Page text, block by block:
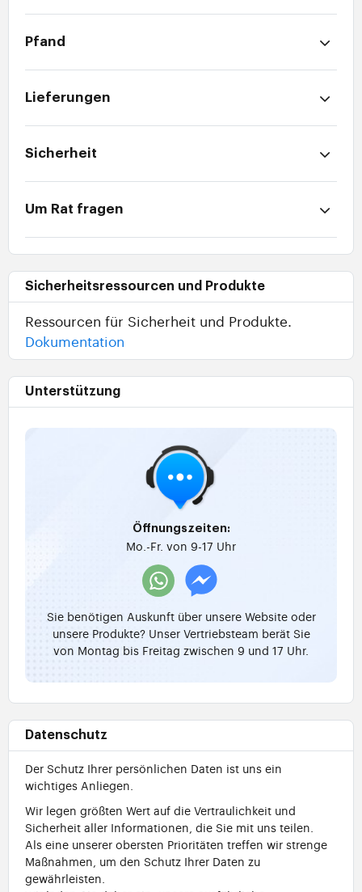
Pfand
Lieferungen
Sicherheit
Um Rat fragen
Sicherheitsressourcen und Produkte
Ressourcen für Sicherheit und Produkte.
Dokumentation
Unterstützung
Öffnungszeiten:
Mo.-Fr. von 9-17 Uhr
Sie benötigen Auskunft über unsere Website oder
unsere Produkte? Unser Vertriebsteam berät Sie
von Montag bis Freitag zwischen 9 und 17 Uhr.
Datenschutz
Der Schutz Ihrer persönlichen Daten ist uns ein
wichtiges Anliegen.
Wir legen größten Wert auf die Vertraulichkeit und
Sicherheit aller Informationen, die Sie mit uns teilen.
Als eine unserer obersten Prioritäten treffen wir strenge
Maßnahmen, um den Schutz Ihrer Daten zu
gewährleisten.